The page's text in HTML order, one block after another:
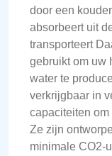
door een
absorbeert uit
transporteert
gebruikt om uw
water te
verkrijgbaar in
capaciteiten
Ze zijn
minimale CO2-